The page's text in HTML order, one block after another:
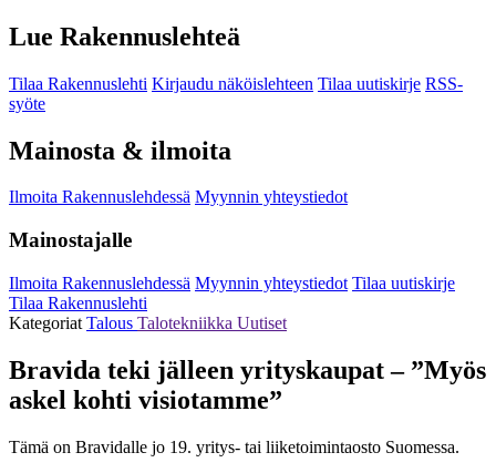
Lue Rakennuslehteä
Tilaa Rakennuslehti Kirjaudu näköislehteen Tilaa uutiskirje RSS-
syöte
Mainosta & ilmoita
Ilmoita Rakennuslehdessä Myynnin yhteystiedot
Mainostajalle
Ilmoita Rakennuslehdessä Myynnin yhteystiedot Tilaa uutiskirje
Tilaa Rakennuslehti
Kategoriat Talous Talotekniikka Uutiset
Bravida teki jälleen yrityskaupat – ”Myös
askel kohti visiotamme”
Tämä on Bravidalle jo 19. yritys- tai liiketoimintaosto Suomessa.